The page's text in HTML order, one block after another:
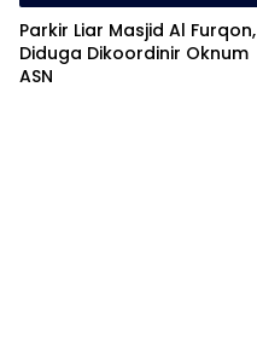
Parkir Liar Masjid Al Furqon,
Diduga Dikoordinir Oknum
ASN